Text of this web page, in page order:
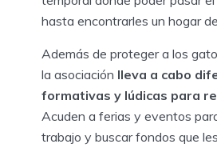
hasta encontrarles un hogar
Además de proteger a los
la asociación lleva a cabo
formativas y lúdicas para
Acuden a ferias y eventos
trabajo y buscar fondos que